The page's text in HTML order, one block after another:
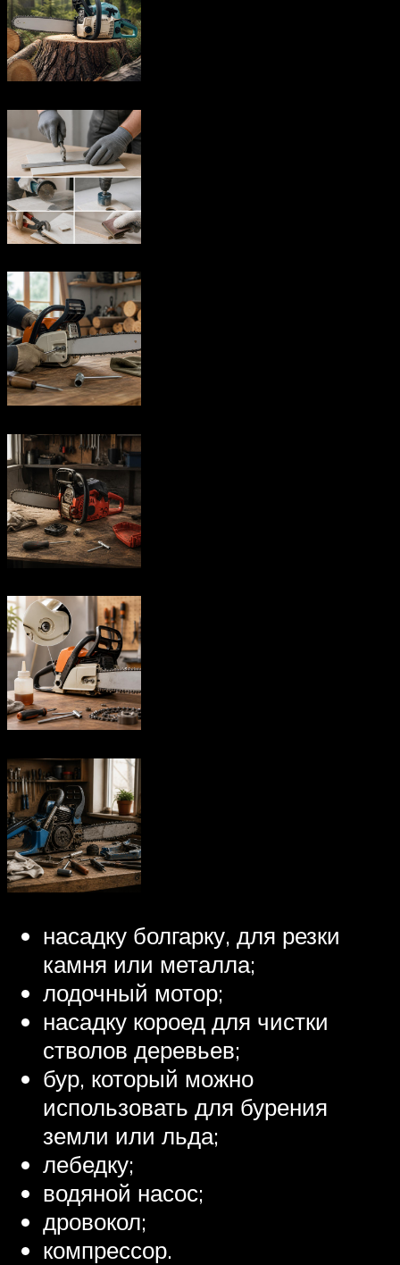
насадку болгарку, для резки
камня или металла;
лодочный мотор;
насадку короед для чистки
стволов деревьев;
бур, который можно
использовать для бурения
земли или льда;
лебедку;
водяной насос;
дровокол;
компрессор.